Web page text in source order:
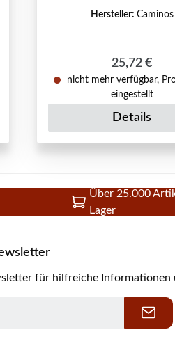
Hersteller: Caminos
Regulärer
25,72 €
nicht mehr verfügbar,
eingestellt
Details
Über 25.000
Lager
für hilfreiche Informationen